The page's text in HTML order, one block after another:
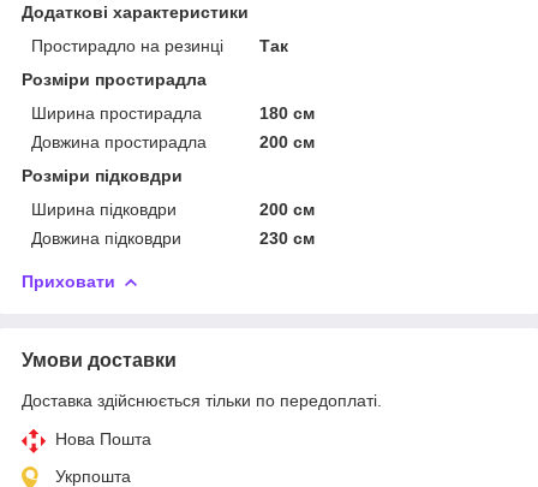
Додаткові характеристики
Простирадло на резинці
Так
Розміри простирадла
Ширина простирадла
180 см
Довжина простирадла
200 см
Розміри підковдри
Ширина підковдри
200 см
Довжина підковдри
230 см
Приховати
Умови доставки
Доставка здійснюється тільки по передоплаті.
Нова Пошта
Укрпошта